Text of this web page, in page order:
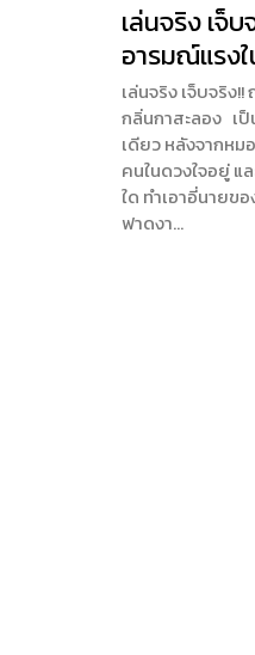
เล่นจริง เจ็
อารมณ์แรง
เล่นจริง เจ็บจริง
กลิ่นกาสะลอง เ
เดียว หลังจากหม
คนในดวงใจอยู่
ใด ทำเอาอี่นายข
ฟาดงา…